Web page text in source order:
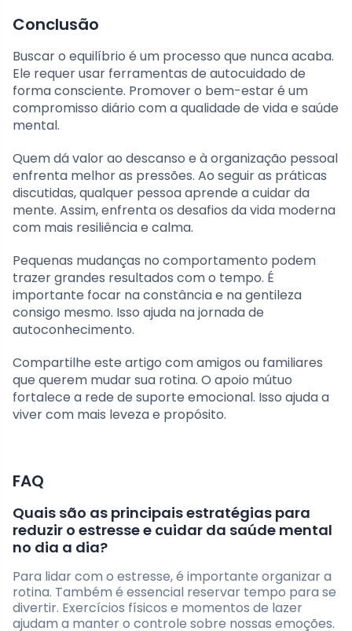
Conclusão
Buscar o equilíbrio é um processo que nunca acaba.
Ele requer usar ferramentas de autocuidado de
forma consciente. Promover o bem-estar é um
compromisso diário com a qualidade de vida e saúde
mental.
Quem dá valor ao descanso e à organização pessoal
enfrenta melhor as pressões. Ao seguir as práticas
discutidas, qualquer pessoa aprende a cuidar da
mente. Assim, enfrenta os desafios da vida moderna
com mais resiliência e calma.
Pequenas mudanças no comportamento podem
trazer grandes resultados com o tempo. É
importante focar na constância e na gentileza
consigo mesmo. Isso ajuda na jornada de
autoconhecimento.
Compartilhe este artigo com amigos ou familiares
que querem mudar sua rotina. O apoio mútuo
fortalece a rede de suporte emocional. Isso ajuda a
viver com mais leveza e propósito.
FAQ
Quais são as principais estratégias para
reduzir o estresse e cuidar da saúde mental
no dia a dia?
Para lidar com o estresse, é importante organizar a
rotina. Também é essencial reservar tempo para se
divertir. Exercícios físicos e momentos de lazer
ajudam a manter o controle sobre nossas emoções.